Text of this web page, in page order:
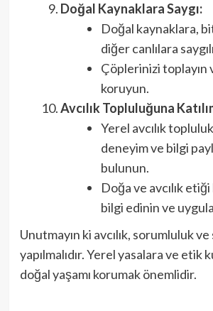
Doğal Kaynaklara Saygı:
Doğal kaynaklara,
diğer canlılara
Çöplerinizi toplayın
koruyun.
Avcılık Topluluğuna
Yerel avcılık
deneyim ve bilgi
bulunun.
Doğa ve avcılık
bilgi edinin ve
Unutmayın ki avcılık, sorumluluk ve
yapılmalıdır. Yerel yasalara ve etik
doğal yaşamı korumak önemlidir.